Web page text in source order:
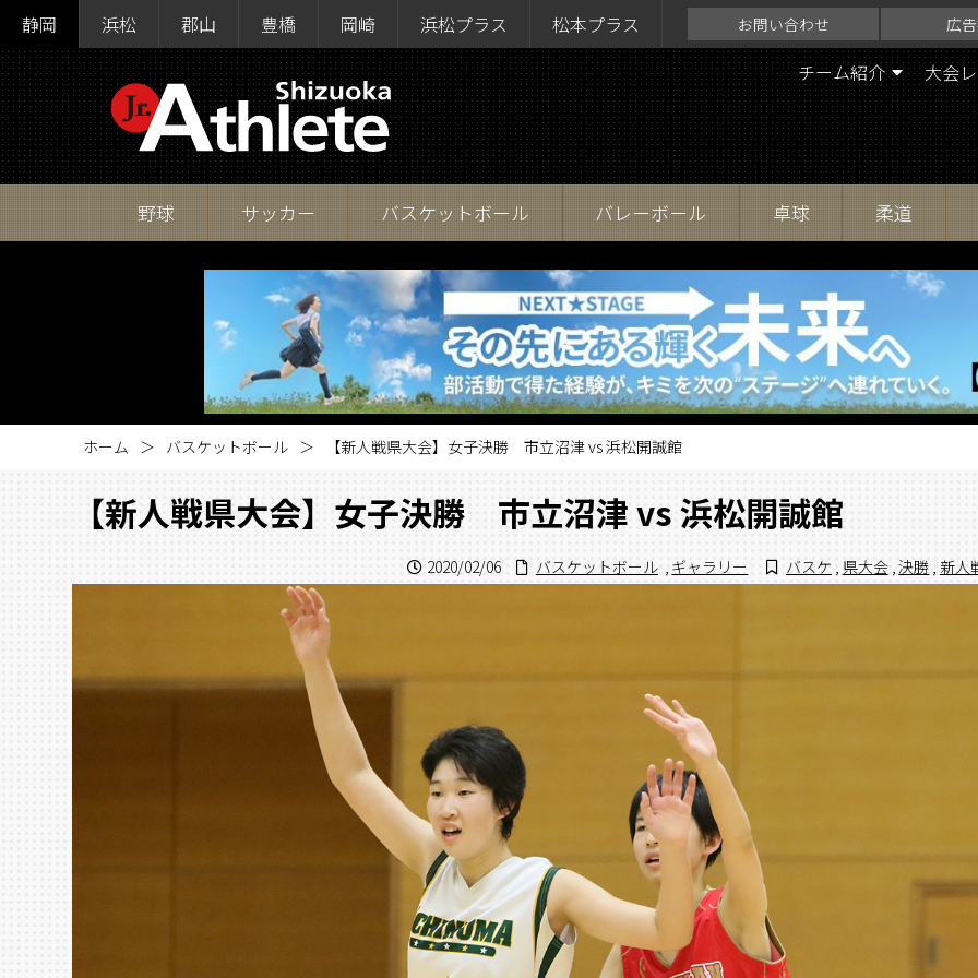
静岡 浜松 郡山 豊橋 岡崎 浜松プラス 松本プラス お問い合わせ 広
チーム紹介 大会
野球 サッカー バスケットボール バレーボール 卓球 柔道
ホーム バスケットボール 【新人戦県大会】女子決勝 市立沼津 vs 浜松開誠館
【新人戦県大会】女子決勝 市立沼津 vs 浜松開誠館
2020/02/06 バスケットボール , ギャラリー バスケ , 県大会 ,決勝 , 新人